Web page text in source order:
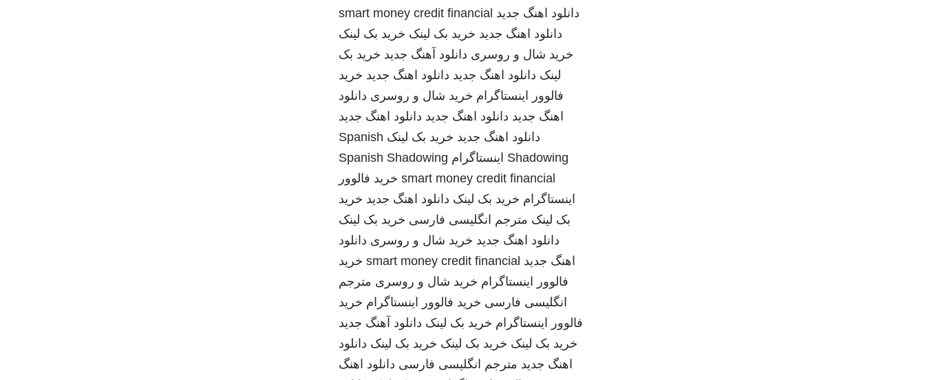
دانلود اهنگ جدید smart money credit financial
دانلود اهنگ جدید خرید بک لینک خرید بک لینک
خرید شال و روسری دانلود آهنگ جدید خرید بک
لینک دانلود اهنگ جدید دانلود اهنگ جدید خرید
فالوور اینستاگرام خرید شال و روسری دانلود
اهنگ جدید دانلود اهنگ جدید دانلود اهنگ جدید
دانلود اهنگ جدید خرید بک لینک Spanish
Shadowing اینستاگرام Spanish Shadowing
smart money credit financial خرید فالوور
اینستاگرام خرید بک لینک دانلود اهنگ جدید خرید
بک لینک مترجم انگلیسی فارسی خرید بک لینک
دانلود اهنگ جدید خرید شال و روسری دانلود
اهنگ جدید smart money credit financial خرید
فالوور اینستاگرام خرید شال و روسری مترجم
انگلیسی فارسی خرید فالوور اینستاگرام خرید
فالوور اینستاگرام خرید بک لینک دانلود آهنگ جدید
خرید بک لینک خرید بک لینک خرید بک لینک دانلود
اهنگ جدید مترجم انگلیسی فارسی دانلود اهنگ